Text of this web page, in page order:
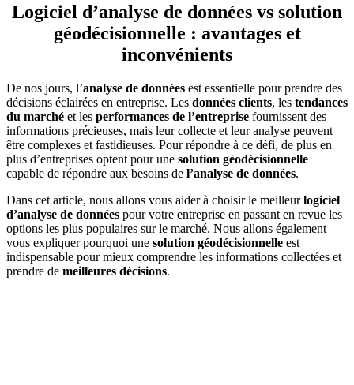
Logiciel d’analyse de données vs solution
géodécisionnelle : avantages et
inconvénients
De nos jours, l’analyse de données est essentielle pour prendre des
décisions éclairées en entreprise. Les données clients, les tendances
du marché et les performances de l’entreprise fournissent des
informations précieuses, mais leur collecte et leur analyse peuvent
être complexes et fastidieuses. Pour répondre à ce défi, de plus en
plus d’entreprises optent pour une solution géodécisionnelle
capable de répondre aux besoins de l’analyse de données.
Dans cet article, nous allons vous aider à choisir le meilleurlogiciel
d’analyse de données pour votre entreprise en passant en revue les
options les plus populaires sur le marché. Nous allons également
vous expliquer pourquoi une solution géodécisionnelle est
indispensable pour mieux comprendre les informations collectées et
prendre de meilleures décisions.